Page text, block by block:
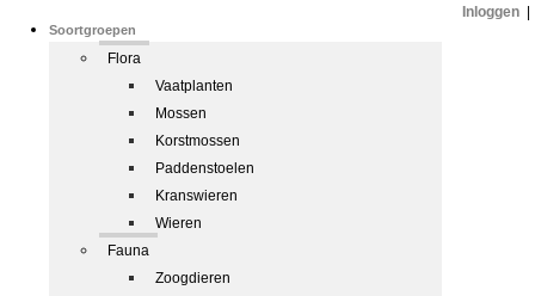
Soortgroepen
Flora
Vaatplanten
Mossen
Korstmossen
Paddenstoelen
Kranswieren
Wieren
Fauna
Zoogdieren
Inloggen